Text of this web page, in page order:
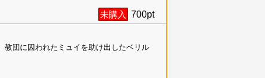
未購入 700pt
団に囚われたミュイを助け出したベリル